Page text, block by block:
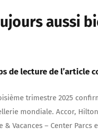
aussi
de lecture de l’article
trimestre 2025
mondiale. Accor,
& Vacances – Center